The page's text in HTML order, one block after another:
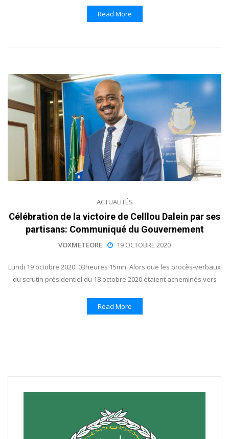
Read More
ACTUALITÉS
Célébration de la victoire de Celllou Dalein par ses
partisans: Communiqué du Gouvernement
VOXMETEORE 19 OCTOBRE 2020
Lundi 19 octobre 2020. 03heures 15mn. Alors que les procès-verbaux
du scrutin présidentiel du 18 octobre 2020 étaient acheminés vers
Read More